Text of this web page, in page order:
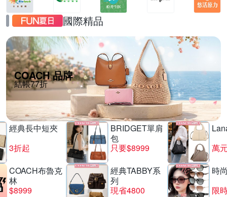
國際精品
COACH 品牌
結帳77折
經典長中短夾
3折起
BRIDGET單肩
包
只要$8999
萬
COACH布魯克
林
$8999
經典TABBY系
列
現省4800
時
限